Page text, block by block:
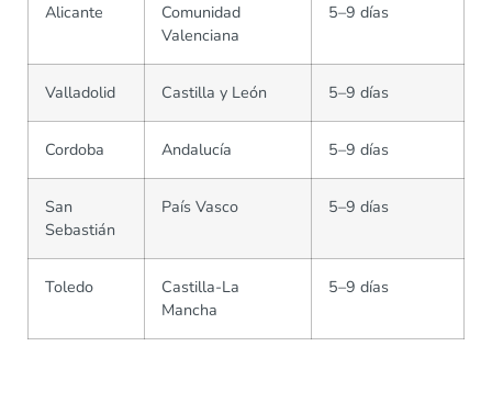
Alicante
Comunidad
Valenciana
5–9 días
Valladolid Castilla y León 5–9 días
Cordoba Andalucía 5–9 días
San
Sebastián
País Vasco 5–9 días
Toledo
Castilla-La
Mancha
5–9 días